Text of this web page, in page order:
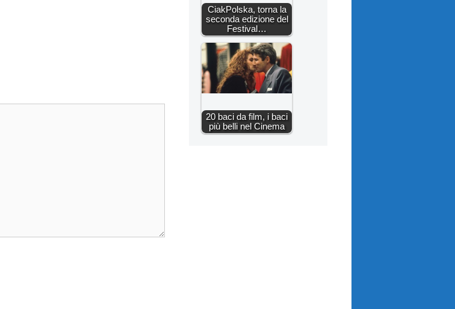
CiakPolska, torna la
seconda edizione del
Festival…
20 baci da film, i baci
più belli nel Cinema